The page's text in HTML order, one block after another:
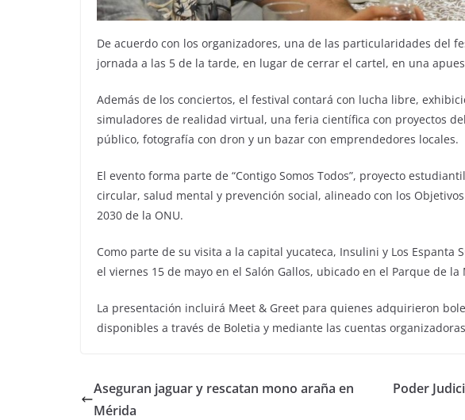
De acuerdo con los organizadores, una de las particularidades del
jornada a las 5 de la tarde, en lugar de cerrar el cartel, en una
Además de los conciertos, el festival contará con lucha libre,
simuladores de realidad virtual, una feria científica con proyectos
público, fotografía con dron y un bazar con emprendedores locales.
El evento forma parte de “Contigo Somos Todos”, proyecto
circular, salud mental y prevención social, alineado con los
2030 de la ONU.
Como parte de su visita a la capital yucateca, Insulini y Los Espanta
el viernes 15 de mayo en el Salón Gallos, ubicado en el Parque de la
La presentación incluirá Meet & Greet para quienes adquirieron
disponibles a través de Boletia y mediante las cuentas
Aseguran jaguar y rescatan mono araña en
Mérida
Poder